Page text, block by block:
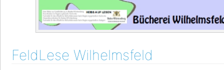
FeldLese Wilhelmsfeld